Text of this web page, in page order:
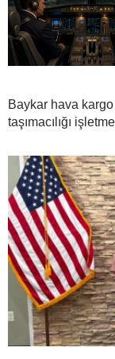
Baykar hava kargo
taşımacılığı